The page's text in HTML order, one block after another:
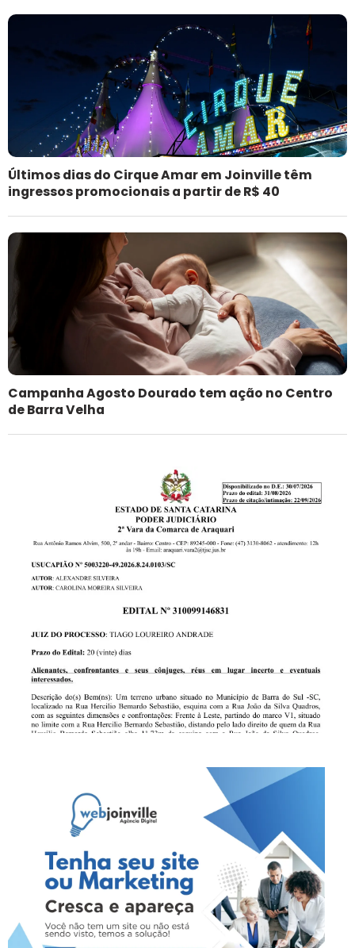
Últimos dias do Cirque Amar em Joinville têm
ingressos promocionais a partir de R$ 40
Campanha Agosto Dourado tem ação no Centro
de Barra Velha